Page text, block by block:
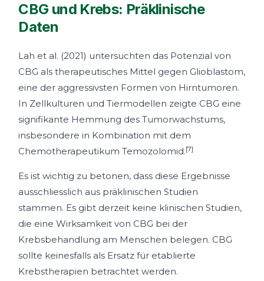
CBG und Krebs: Präklinische
Daten
Lah et al. (2021) untersuchten das Potenzial von
CBG als therapeutisches Mittel gegen Glioblastom,
eine der aggressivsten Formen von Hirntumoren.
In Zellkulturen und Tiermodellen zeigte CBG eine
signifikante Hemmung des Tumorwachstums,
insbesondere in Kombination mit dem
Chemotherapeutikum Temozolomid.[7]
Es ist wichtig zu betonen, dass diese Ergebnisse
ausschliesslich aus präklinischen Studien
stammen. Es gibt derzeit keine klinischen Studien,
die eine Wirksamkeit von CBG bei der
Krebsbehandlung am Menschen belegen. CBG
sollte keinesfalls als Ersatz für etablierte
Krebstherapien betrachtet werden.